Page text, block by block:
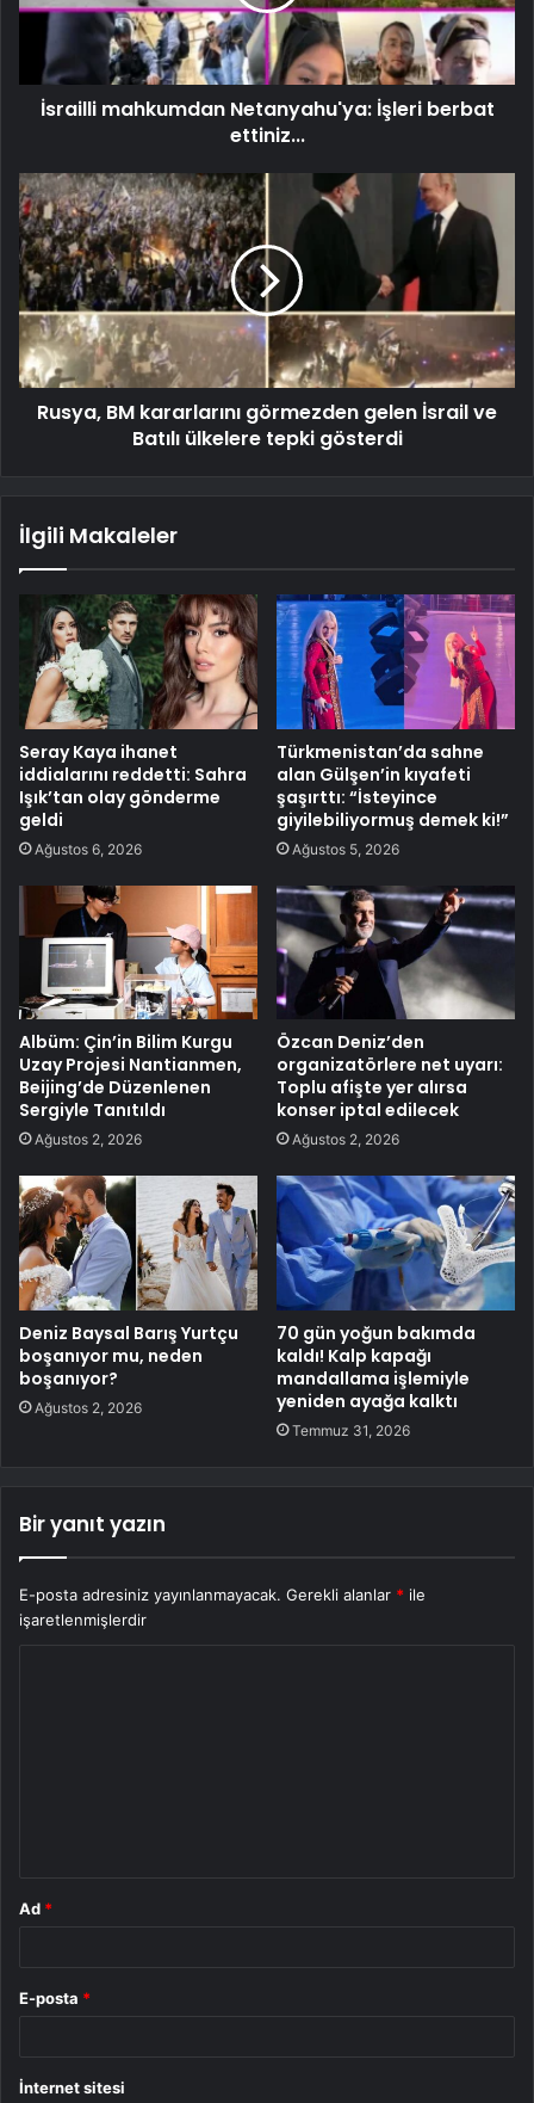
İsrailli mahkumdan Netanyahu'ya: İşleri berbat
ettiniz...
Rusya, BM kararlarını görmezden gelen İsrail ve
Batılı ülkelere tepki gösterdi
İlgili Makaleler
Seray Kaya ihanet
iddialarını reddetti: Sahra
Işık’tan olay gönderme
geldi
Ağustos 6, 2026
Türkmenistan’da sahne
alan Gülşen’in kıyafeti
şaşırttı: “İsteyince
giyilebiliyormuş demek ki!”
Ağustos 5, 2026
Albüm: Çin’in Bilim Kurgu
Uzay Projesi Nantianmen,
Beijing’de Düzenlenen
Sergiyle Tanıtıldı
Ağustos 2, 2026
Özcan Deniz’den
organizatörlere net uyarı:
Toplu afişte yer alırsa
konser iptal edilecek
Ağustos 2, 2026
Deniz Baysal Barış Yurtçu
boşanıyor mu, neden
boşanıyor?
Ağustos 2, 2026
70 gün yoğun bakımda
kaldı! Kalp kapağı
mandallama işlemiyle
yeniden ayağa kalktı
Temmuz 31, 2026
Bir yanıt yazın
E-posta adresiniz yayınlanmayacak. Gerekli alanlar * ile
işaretlenmişlerdir
Ad *
E-posta *
İnternet sitesi